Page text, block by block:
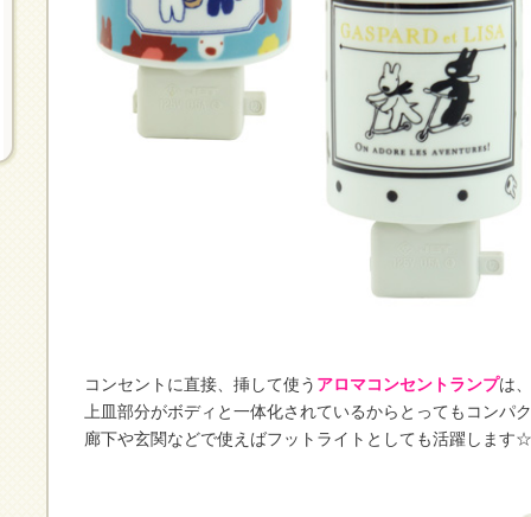
コンセントに直接、挿して使う アロマコンセントランプは、
上皿部分がボディと一体化されているからとってもコンパ
廊下や玄関などで使えばフットライトとしても活躍します☆